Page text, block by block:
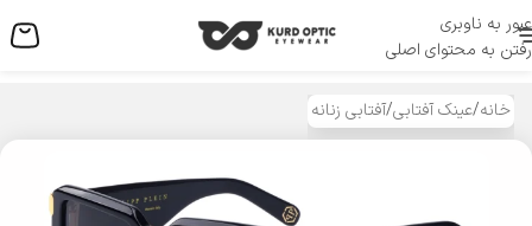
عبور به ناوبری
رفتن به محتوای اصلی
منو
خانه/عینک آفتابی/آفتابی زنانه